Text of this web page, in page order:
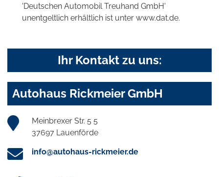
'Deutschen Automobil Treuhand GmbH'
unentgeltlich erhältlich ist unter www.dat.de.
Ihr Kontakt zu uns:
Autohaus Rickmeier GmbH
Meinbrexer Str. 5 5
37697 Lauenförde
info@autohaus-rickmeier.de